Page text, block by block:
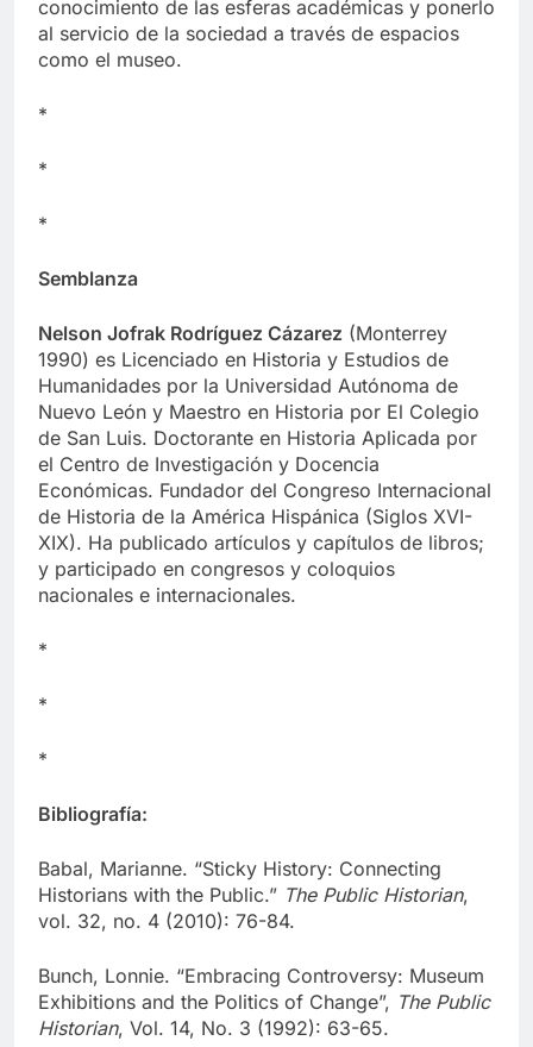
conocimiento de las esferas académicas y ponerlo
al servicio de la sociedad a través de espacios
como el museo.
*
*
*
Semblanza
Nelson Jofrak Rodríguez Cázarez (Monterrey
1990) es Licenciado en Historia y Estudios de
Humanidades por la Universidad Autónoma de
Nuevo León y Maestro en Historia por El Colegio
de San Luis. Doctorante en Historia Aplicada por
el Centro de Investigación y Docencia
Económicas. Fundador del Congreso Internacional
de Historia de la América Hispánica (Siglos XVI-
XIX). Ha publicado artículos y capítulos de libros;
y participado en congresos y coloquios
nacionales e internacionales.
*
*
*
Bibliografía:
Babal, Marianne. “Sticky History: Connecting
Historians with the Public.” The Public Historian,
vol. 32, no. 4 (2010): 76-84.
Bunch, Lonnie. “Embracing Controversy: Museum
Exhibitions and the Politics of Change”, The Public
Historian, Vol. 14, No. 3 (1992): 63-65.